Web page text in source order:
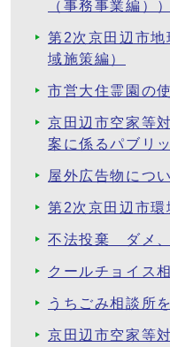
（事務事業編））
第2次京田辺市地
域施策編）
市営大住霊園の
京田辺市空家等
案に係るパブリ
屋外広告物につ
第2次京田辺市環
不法投棄 ダメ、
クールチョイス
うちごみ相談所
京田辺市空家等